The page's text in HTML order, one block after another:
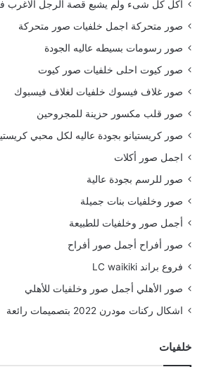
أكل كل شىء ولم يشبع قصة الرجل الاغرب
صور متحركة اجمل خلفيات صور متحركة
صور رسومات بسيطه عاليه الجودة
صور كيوت احلى خلفيات صور كيوت
صور غلاف فيسوك خلفيات لغلاف فيسبوك
صور قلب مكسور حزينة للمجروحين
صور كريستيانو بجودة عاليه لكل محبي
اجمل صور أكلات
صور للرسم بجودة عالية
صور وخلفيات بنات جميلة
أجمل صور وخلفيات للطبيعة
صور أفراح أجمل صور أفراح
فروع براند LC waikiki
صور الأهلي أجمل صور وخلفيات للأهلي
اشكال ركنات مودرن 2022 بتصميمات رائعة
خلفيات